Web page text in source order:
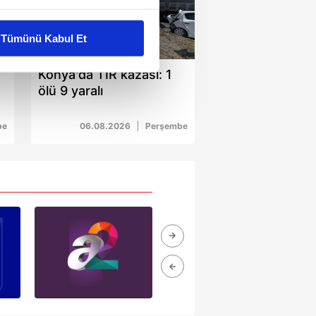
kullanılmaktadır. Bu
ve sizlere yönelik
detaylı bilgi için Ayarlar
ve sitemizde ilgili
Tümünü Kabul Et
01:22
Konya'da TIR kazası: 1
ölü 9 yaralı
06.08.2026 Perşembe